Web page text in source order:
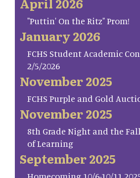
"Puttin' On the Ritz" Prom!
January 2026
FCHS Student Academic
2/5/2026
November 2025
FCHS Purple and Gold
November 2025
8th Grade Night and the
of Learning
September 2025